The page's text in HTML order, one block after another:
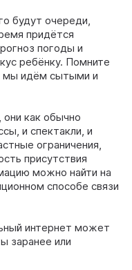
будут очереди,
придётся
погоды и
ребёнку. Помните
мы идём сытыми и
как обычно
и спектакли, и
ограничения,
присутствия
можно найти на
способе связи
интернет может
заранее или